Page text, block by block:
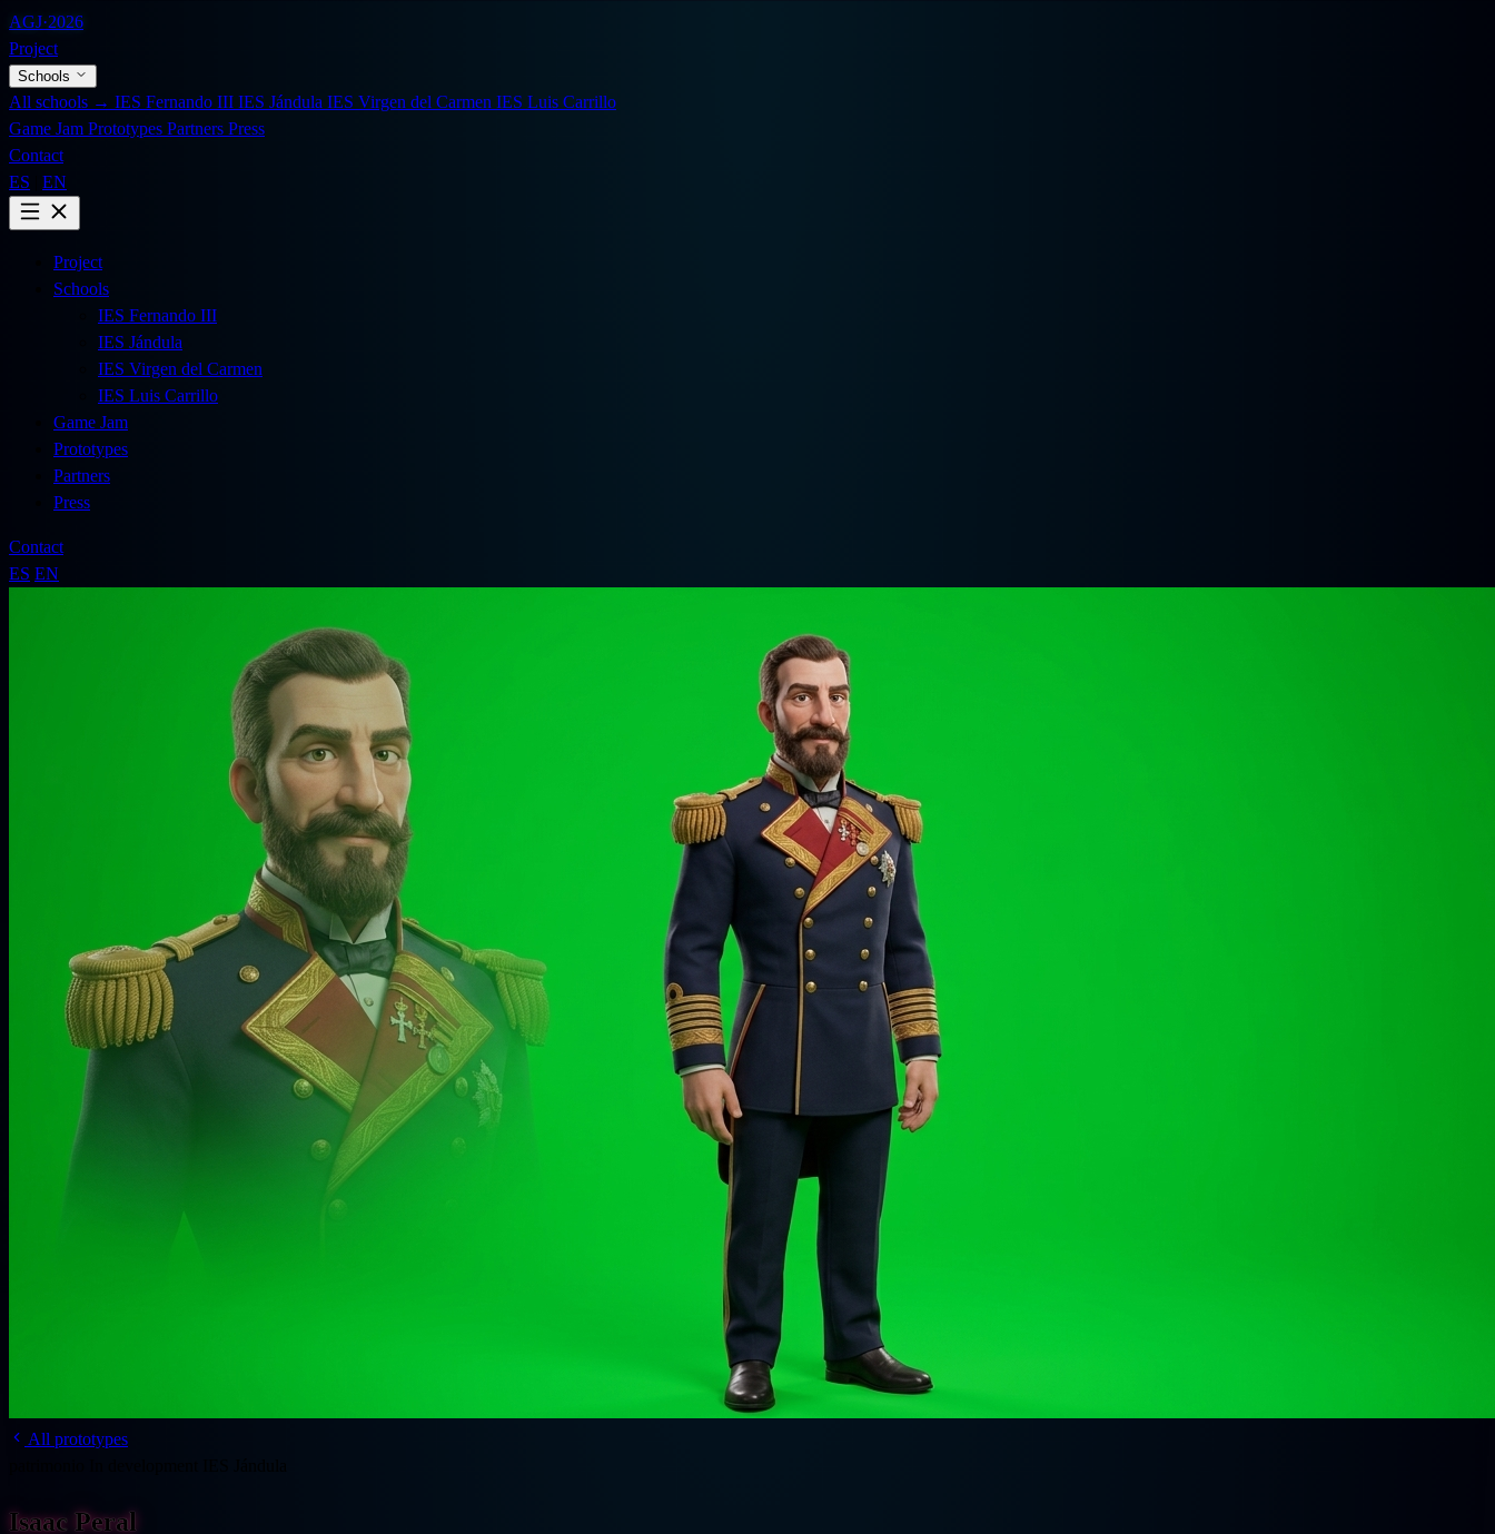
AGJ·2026
Project
Schools
All schools → IES Fernando III IES Jándula IES Virgen del Carmen IES Luis Carrillo
Game Jam Prototypes Partners Press
Contact
ES
EN
Project
Schools
IES Fernando III
IES Jándula
IES Virgen del Carmen
IES Luis Carrillo
Game Jam
Prototypes
Partners
Press
Contact
ES EN
All prototypes
Isaac Peral